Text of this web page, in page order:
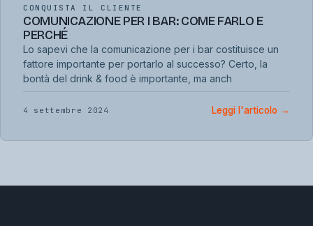
CONQUISTA IL CLIENTE
COMUNICAZIONE PER I BAR: COME FARLO E
PERCHÉ
Lo sapevi che la comunicazione per i bar costituisce un
fattore importante per portarlo al successo? Certo, la
bontà del drink & food è importante, ma anch
4 settembre 2024 Leggi l'articolo →